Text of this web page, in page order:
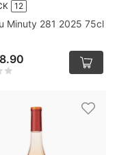
12
Minuty 281 2025 75cl